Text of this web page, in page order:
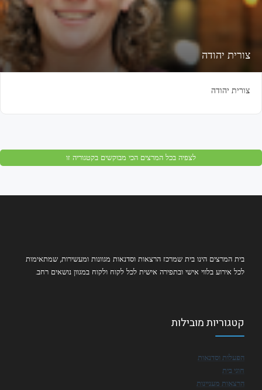
צורית יהודה
צורית יהודה
לצפיה בכל המרצים הכי מבוקשים בקטגוריה זו
בית המרצים הינו בית שמרכז הרצאות וסדנאות מגוונות ומעשירות, שמתאימות
לכל אירוע בלווי אישי ובתפירה אישית לכל לקוח ולקוח במגוון נושאים רחב.
קטגוריות מובילות
הפעלות וסדנאות
חוגי בית
הרצאות מעניינות